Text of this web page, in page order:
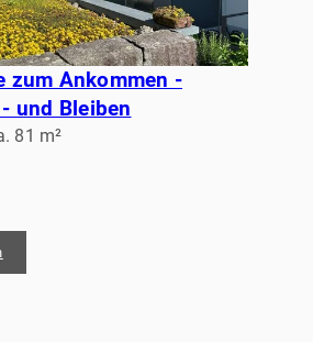
zum Ankommen -
und Bleiben
81 m²